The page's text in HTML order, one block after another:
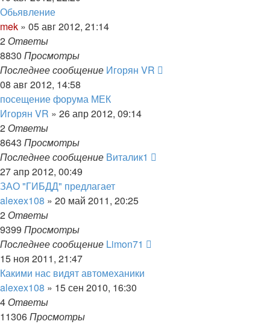
Обьявление
mek » 05 авг 2012, 21:14
2 Ответы
8830 Просмотры
Последнее сообщение Игорян VR
08 авг 2012, 14:58
посещение форума МЕК
Игорян VR » 26 апр 2012, 09:14
2 Ответы
8643 Просмотры
Последнее сообщение Виталик1
27 апр 2012, 00:49
ЗАО "ГИБДД" предлагает
alexex108 » 20 май 2011, 20:25
2 Ответы
9399 Просмотры
Последнее сообщение Limon71
15 ноя 2011, 21:47
Какими нас видят автомеханики
alexex108 » 15 сен 2010, 16:30
4 Ответы
11306Просмотры